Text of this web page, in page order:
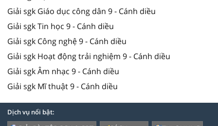
Giải sgk Giáo dục công dân 9 - Cánh diều
Giải sgk Tin học 9 - Cánh diều
Giải sgk Công nghệ 9 - Cánh diều
Giải sgk Hoạt động trải nghiệm 9 - Cánh diều
Giải sgk Âm nhạc 9 - Cánh diều
Giải sgk Mĩ thuật 9 - Cánh diều
Dịch vụ nổi bật: